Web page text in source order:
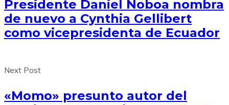
Presidente Daniel Noboa nombra
de nuevo a Cynthia Gellibert
como vicepresidenta de Ecuador
Next Post
«Momo» presunto autor del